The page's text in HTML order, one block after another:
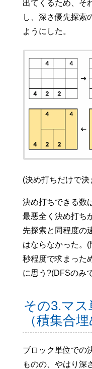
出てくるため、そ
し、深さ優先探索
ようにした。
(決め打ちだけで決
決め打ちできる数
最悪全く決め打ち
先探索と同程度の
はならなかった。
秒程度で求まった
に思う?(DFSのみ
その3.マス
（積集合
ブロック単位での
ものの、やはり深